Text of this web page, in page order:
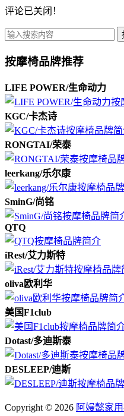
评论已关闭！
按摩椅品牌推荐
LIFE POWER/生命动力
KGC/卡杰诗
RONGTAI/荣泰
leerkang/乐尔康
SminG/尚铭
QTQ
iRest/艾力斯特
oliva欧利华
美国F1club
Dotast/多迪斯泰
DESLEEP/迪斯
Copyright © 2026 阿嫚懿家